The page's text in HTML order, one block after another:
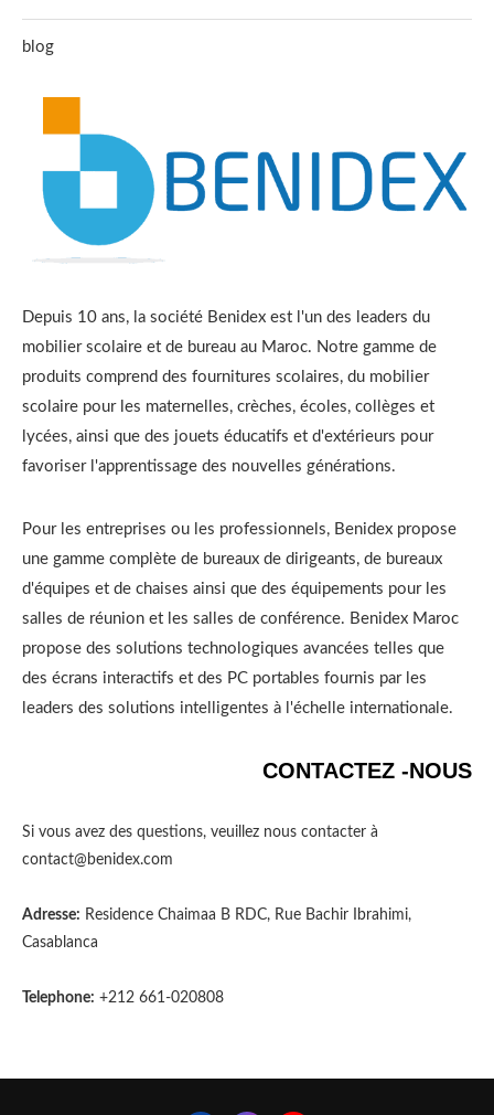
blog
Depuis 10 ans, la société Benidex est l'un des leaders du
mobilier scolaire et de bureau au Maroc. Notre gamme de
produits comprend des fournitures scolaires, du mobilier
scolaire pour les maternelles, crèches, écoles, collèges et
lycées, ainsi que des jouets éducatifs et d'extérieurs pour
favoriser l'apprentissage des nouvelles générations.
Pour les entreprises ou les professionnels, Benidex propose
une gamme complète de bureaux de dirigeants, de bureaux
d'équipes et de chaises ainsi que des équipements pour les
salles de réunion et les salles de conférence. Benidex Maroc
propose des solutions technologiques avancées telles que
des écrans interactifs et des PC portables fournis par les
leaders des solutions intelligentes à l'échelle internationale.
CONTACTEZ -NOUS
Si vous avez des questions, veuillez nous contacter à
contact@benidex.com
Adresse: Residence Chaimaa B RDC, Rue Bachir Ibrahimi,
Casablanca
Telephone: +212 661-020808